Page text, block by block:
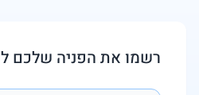
רשמו את הפניה שלכם ל